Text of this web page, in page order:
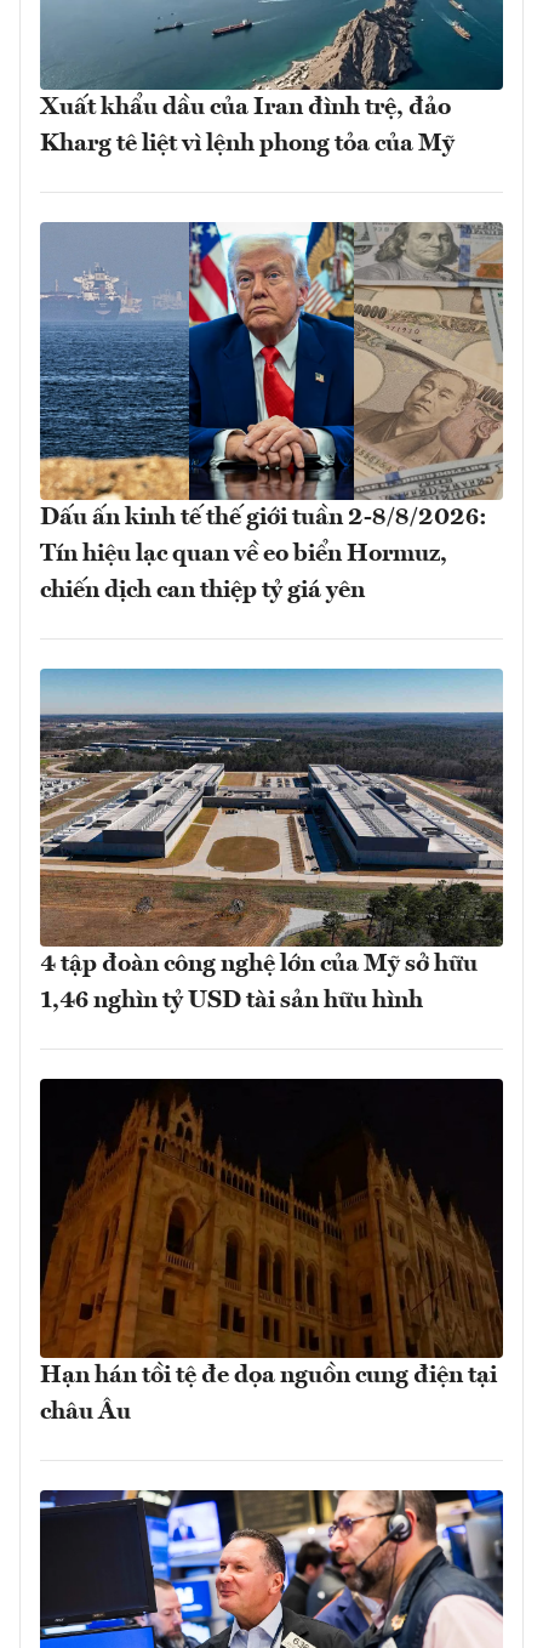
Xuất khẩu dầu của Iran đình trệ, đảo
Kharg tê liệt vì lệnh phong tỏa của Mỹ
Dấu ấn kinh tế thế giới tuần 2-8/8/2026:
Tín hiệu lạc quan về eo biển Hormuz,
chiến dịch can thiệp tỷ giá yên
4 tập đoàn công nghệ lớn của Mỹ sở hữu
1,46 nghìn tỷ USD tài sản hữu hình
Hạn hán tồi tệ đe dọa nguồn cung điện tại
châu Âu